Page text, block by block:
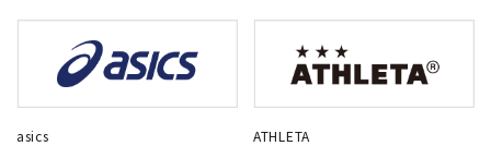
asics ATHLETA